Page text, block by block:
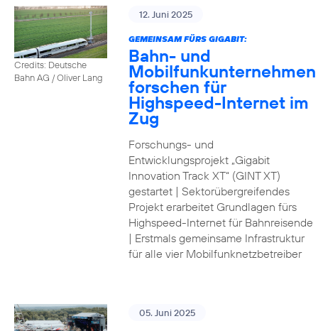
Credits: Deutsche
Bahn AG / Oliver Lang
12. Juni 2025
GEMEINSAM FÜRS GIGABIT:
Bahn- und
Mobilfunkunternehmen
forschen für
Highspeed-Internet im
Zug
Forschungs- und
Entwicklungsprojekt „Gigabit
Innovation Track XT“ (GINT XT)
gestartet | Sektorübergreifendes
Projekt erarbeitet Grundlagen fürs
Highspeed-Internet für Bahnreisende
| Erstmals gemeinsame Infrastruktur
für alle vier Mobilfunknetzbetreiber
05. Juni 2025